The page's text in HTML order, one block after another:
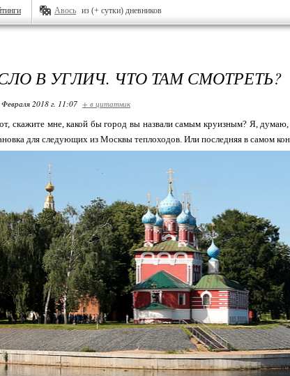
Авось из (+ сутки) дневников
В УГЛИЧ. ЧТО ТАМ СМОТРЕТЬ?
2018 г. 11:07 + в цитатник
скажите мне, какой бы город вы назвали самым круизным? Я,
для следующих из Москвы теплоходов. Или последняя в самом